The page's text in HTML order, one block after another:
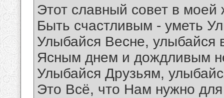
Этот славный совет в моей
Быть счастливым - уметь
Улыбайся Весне, улыбайся
Ясным днем и дождливым
Улыбайся Друзьям,
Это Всё, что Нам нужно